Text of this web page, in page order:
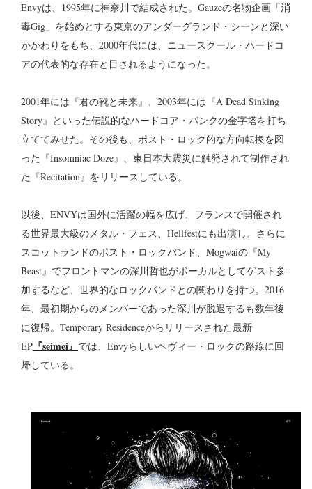
Envyは、1995年に神奈川で結成された。Gauzeの名物企画「消
毒Gig」を始めとする東京のアンダーグランド・シーンと深い
かかわりをもち、2000年代には、ニュースクール・ハードコ
アの代表的な存在と目されるようになった。
2001年には『君の靴と未来』、2003年には『A Dead Sinking
Story』といった伝説的なハードコア・パンクの金字塔を打ち
立ててみせた。その後も、ポスト・ロック的な方向転換を図
った『Insomniac Doze』、東日本大震災に触発されて制作され
た『Recitation』をリリースしている。
以後、ENVYは国外に活躍の幅を広げ、フランスで開催され
る世界最大級のメタル・フェス、Hellfestにも出演し、さらに
スコットランドのポスト・ロックバンド、Mogwaiの『My
Beast』でフロントマンの深川哲也がボーカルとしてゲスト参
加するなど、世界的なロックバンドとの関わりを持つ。2016
年、最初期からのメンバーであった深川が脱退するも数年後
に復帰。Temporary Residenceからリリースされた最新
EP 『seimei』 では、Envyらしいヘヴィー・ロックの路線に回
帰している。